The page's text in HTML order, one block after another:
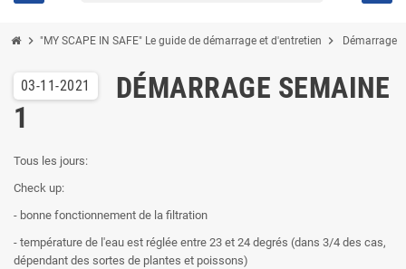
chevron_right "MY SCAPE IN SAFE" Le guide de démarrage et d'entretien chevron_right Démarrage
03-11-2021
DÉMARRAGE SEMAINE
1
Tous les jours:
Check up:
- bonne fonctionnement de la filtration
- température de l'eau est réglée entre 23 et 24 degrés (dans 3/4 des cas,
dépendant des sortes de plantes et poissons)